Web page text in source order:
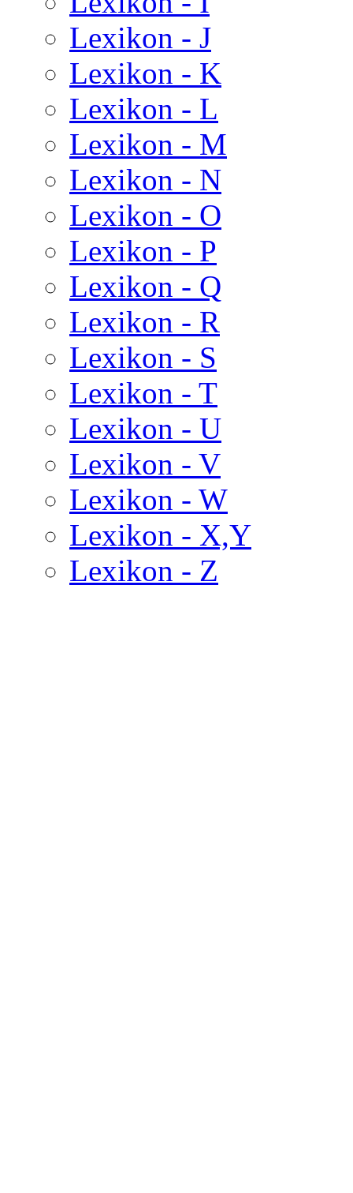
Lexikon - J
Lexikon - K
Lexikon - L
Lexikon - M
Lexikon - N
Lexikon - O
Lexikon - P
Lexikon - Q
Lexikon - R
Lexikon - S
Lexikon - T
Lexikon - U
Lexikon - V
Lexikon - W
Lexikon - X,Y
Lexikon - Z